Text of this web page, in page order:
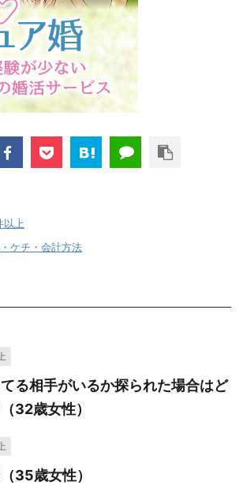
以上
ケチ・会計方法
る相手がいるか探られた場合はど
32歳女性）
35歳女性）